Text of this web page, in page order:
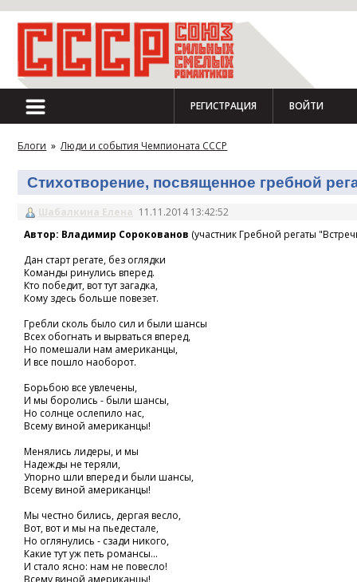
РЕГИСТРАЦИЯ ВОЙТИ
Блоги » Люди и события Чемпионата СССР
Стихотворение, посвященное гребной
Шабалкина Елена 11.11.2014 13:42:52
Автор: Владимир Сорокованов (участник Гребной регаты
Дан старт регате, без оглядки
Команды ринулись вперед.
Кто победит, вот тут загадка,
Кому здесь больше повезет.
Гребли сколь было сил и были шансы
Всех обогнать и вырваться вперед,
Но помешали нам американцы,
И все пошло наоборот.
Борьбою все увлечены,
И мы боролись - были шансы,
Но солнце ослепило нас,
Всему виной американцы!
Менялись лидеры, и мы
Надежды не теряли,
Упорно шли вперед и были шансы,
Всему виной американцы!
Мы честно бились, дергая весло,
Вот, вот и мы на пьедестале,
Но оглянулись - сзади никого,
Какие тут уж петь романсы...
И стало ясно: нам не повесло!
Всему виной американцы!